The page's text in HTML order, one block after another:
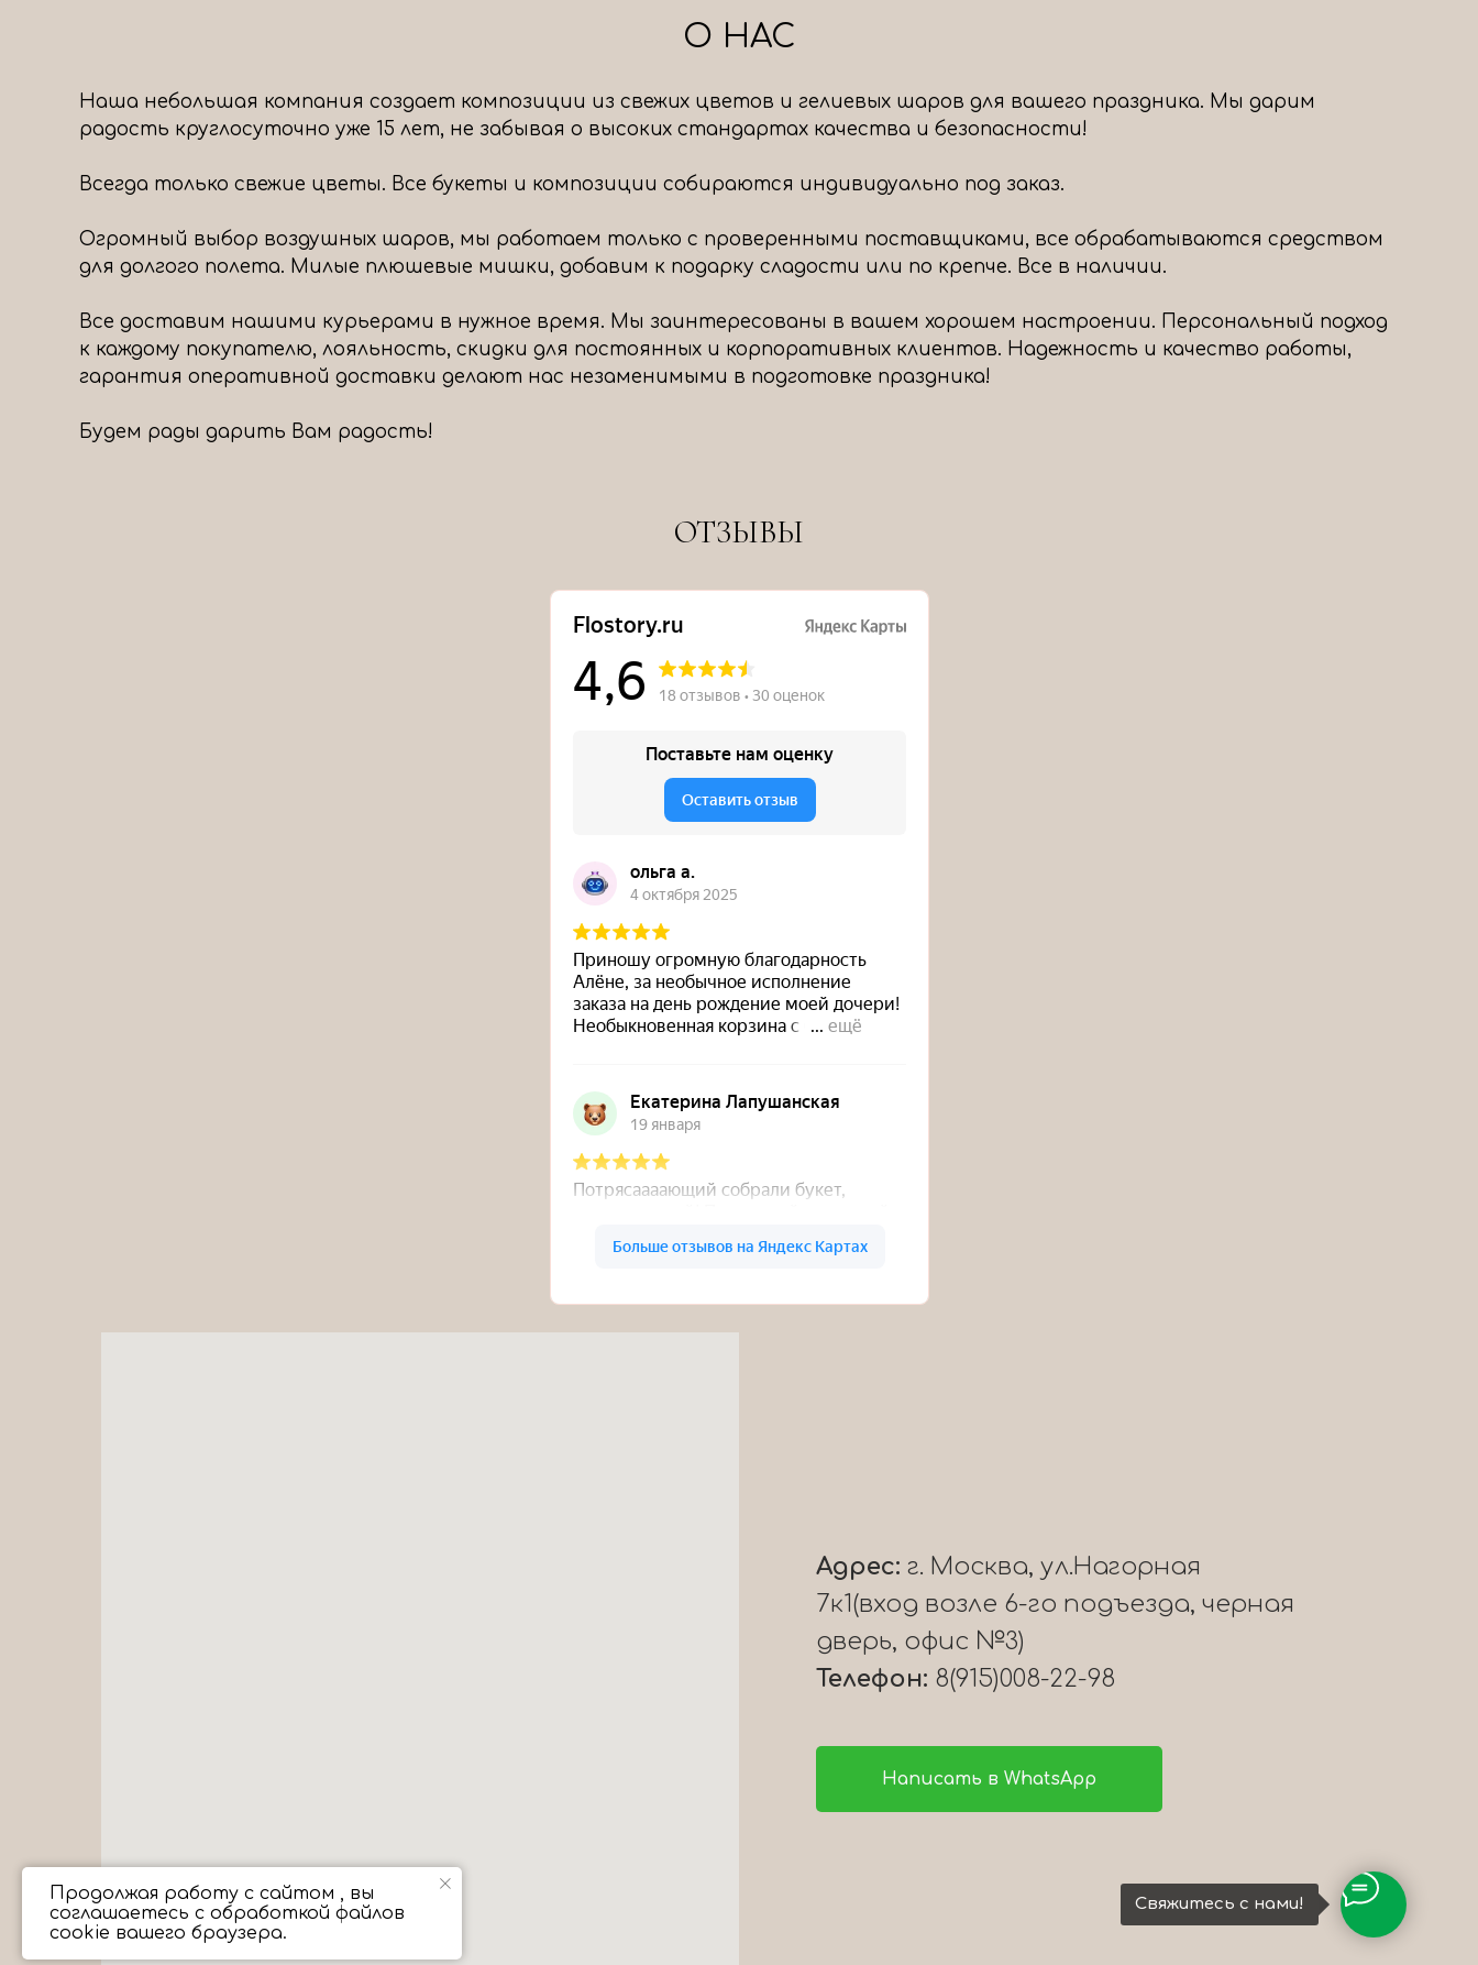
Свяжитесь с нами!
Продолжая работу с сайтом , вы
соглашаетесь с обработкой файлов
cookie вашего браузера.
О НАС
Наша небольшая компания создает композиции из свежих цветов и гелиевых шаров для вашего праздника. Мы дарим
радость круглосуточно уже 15 лет, не забывая о высоких стандартах качества и безопасности!
Всегда только свежие цветы. Все букеты и композиции собираются индивидуально под заказ.
Огромный выбор воздушных шаров, мы работаем только с проверенными поставщиками, все обрабатываются средством
для долгого полета. Милые плюшевые мишки, добавим к подарку сладости или по крепче. Все в наличии.
Все доставим нашими курьерами в нужное время. Мы заинтересованы в вашем хорошем настроении. Персональный подход
к каждому покупателю, лояльность, скидки для постоянных и корпоративных клиентов. Надежность и качество работы,
гарантия оперативной доставки делают нас незаменимыми в подготовке праздника!
Будем рады дарить Вам радость!
ОТЗЫВЫ
Адрес: г. Москва, ул.Нагорная
7к1(вход возле 6-го подъезда, черная
дверь, офис №3)
Телефон: 8(915)008-22-98
Написать в WhatsApp